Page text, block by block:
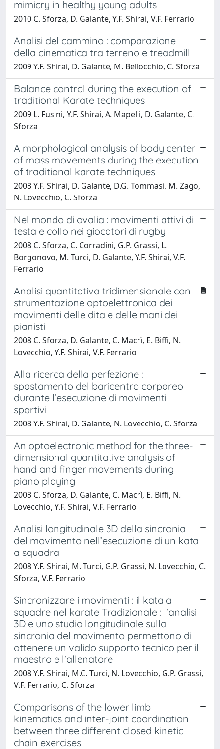
mimicry in healthy young adults
2010 C. Sforza, D. Galante, Y.F. Shirai, V.F. Ferrario
Analisi del cammino : comparazione
della cinematica tra terreno e treadmill
2009 Y.F. Shirai, D. Galante, M. Bellocchio, C. Sforza
Balance control during the execution of
traditional Karate techniques
2009 L. Fusini, Y.F. Shirai, A. Mapelli, D. Galante, C.
Sforza
A morphological analysis of body center
of mass movements during the execution
of traditional karate techniques
2008 Y.F. Shirai, D. Galante, D.G. Tommasi, M. Zago,
N. Lovecchio, C. Sforza
Nel mondo di ovalia : movimenti attivi di
testa e collo nei giocatori di rugby
2008 C. Sforza, C. Corradini, G.P. Grassi, L.
Borgonovo, M. Turci, D. Galante, Y.F. Shirai, V.F.
Ferrario
Analisi quantitativa tridimensionale con
strumentazione optoelettronica dei
movimenti delle dita e delle mani dei
pianisti
2008 C. Sforza, D. Galante, C. Macrì, E. Biffi, N.
Lovecchio, Y.F. Shirai, V.F. Ferrario
Alla ricerca della perfezione :
spostamento del baricentro corporeo
durante l’esecuzione di movimenti
sportivi
2008 Y.F. Shirai, D. Galante, N. Lovecchio, C. Sforza
An optoelectronic method for the three-
dimensional quantitative analysis of
hand and finger movements during
piano playing
2008 C. Sforza, D. Galante, C. Macrì, E. Biffi, N.
Lovecchio, Y.F. Shirai, V.F. Ferrario
Analisi longitudinale 3D della sincronia
del movimento nell’esecuzione di un kata
a squadra
2008 Y.F. Shirai, M. Turci, G.P. Grassi, N. Lovecchio, C.
Sforza, V.F. Ferrario
Sincronizzare i movimenti : il kata a
squadre nel karate Tradizionale : l'analisi
3D e uno studio longitudinale sulla
sincronia del movimento permettono di
ottenere un valido supporto tecnico per il
maestro e l'allenatore
2008 Y.F. Shirai, M.C. Turci, N. Lovecchio, G.P. Grassi,
V.F. Ferrario, C. Sforza
Comparisons of the lower limb
kinematics and inter-joint coordination
between three different closed kinetic
chain exercises